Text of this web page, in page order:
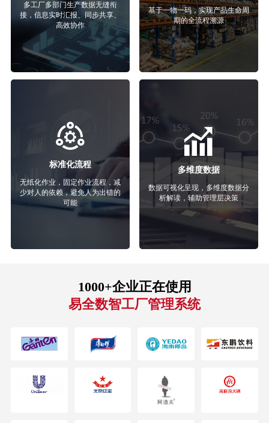
多工厂多部门生产数据无缝衔
接，信息实时汇报、同步共享、
高效协作
基于一物一码，实现产品生命周
期的全流程溯源
标准化流程
无纸化作业，固定作业流程，减
少对人的依赖，避免人为出错的
可能
多维度数据
数据可视化呈现，多维度数据分
析解读，辅助管理层决策
1000+企业正在使用
易全数智工厂管理系统